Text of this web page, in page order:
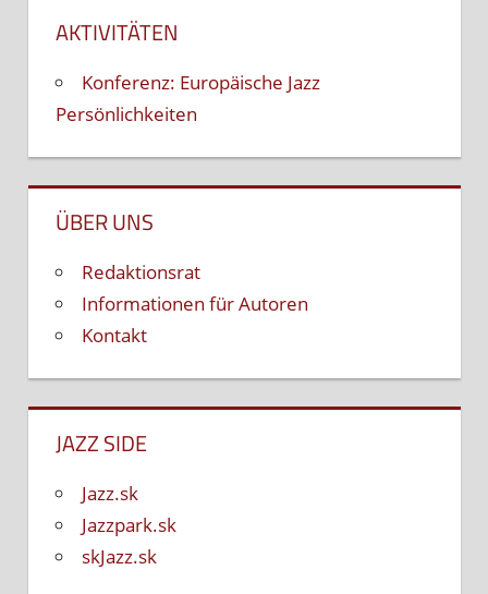
AKTIVITÄTEN
Konferenz: Europäische Jazz
Persönlichkeiten
ÜBER UNS
Redaktionsrat
Informationen für Autoren
Kontakt
JAZZ SIDE
Jazz.sk
Jazzpark.sk
skJazz.sk